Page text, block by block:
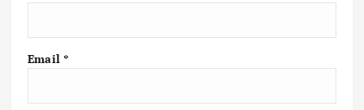
Email *